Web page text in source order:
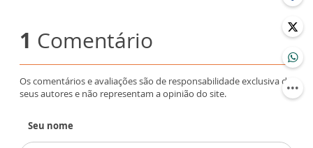
1 Comentário
Os comentários e avaliações são de responsabilidade exclusiva de
seus autores e não representam a opinião do site.
Seu nome